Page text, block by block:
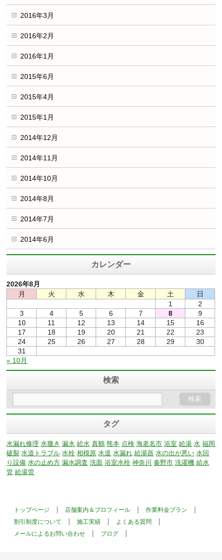
2016年3月
2016年2月
2016年1月
2015年6月
2015年4月
2015年1月
2014年12月
2014年11月
2014年10月
2014年8月
2014年7月
2014年6月
カレンダー
2026年8月
月
火 水 木 金 土
日
1
2
3
4 5 6 7 8
9
10
11 12 13 14 15
16
17
18 19 20 21 22
23
24
25 26 27 28 29
30
31
« 10月
検索
タグ
水漏れ修理 水撒き 漏水 給水 真鶴 熊本 点検 海老名市 浴室 給湯 水 福岡
破裂 水道トラブル 水栓 相模原 水道 水漏れ 給湯器 水の出が悪い 水回
り設備 水の止め方 漏水調査 洗面 浴室水栓 神奈川 秦野市 洗濯機 給水
管 給湯管
トップページ 店舗案内＆プロフィール
作業料金プラン
割引制度について
施工実績
よくある質問
メールによるお問い合わせ
ブログ